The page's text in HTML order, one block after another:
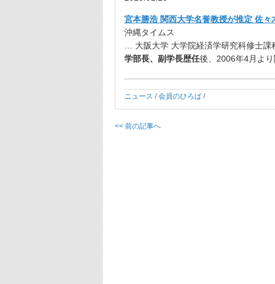
宮本勝浩 関西大学名誉教授が推定 佐
沖縄タイムス
… 大阪大学 大学院経済学研究科修士
学部長、副学長歴任後、2006年4月よ
ニュース /会員のひろば /
<< 前の記事へ